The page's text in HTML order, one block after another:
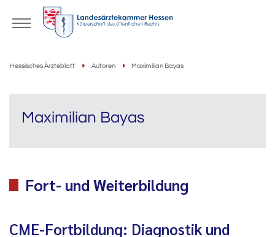
Hessisches Ärzteblatt Autoren Maximilian Bayas
Maximilian Bayas
Fort- und Weiterbildung
CME-Fortbildung: Diagnostik und